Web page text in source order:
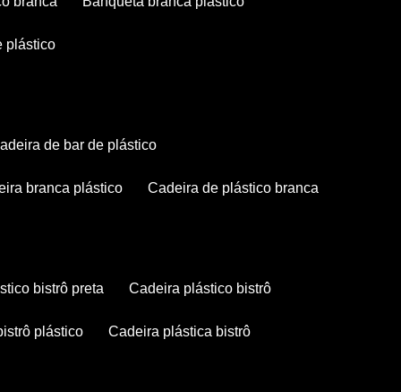
plástico
cadeira de bar de plástico
branca plástico cadeira de plástico branca
bistrô preta cadeira plástico bistrô
plástico cadeira plástica bistrô